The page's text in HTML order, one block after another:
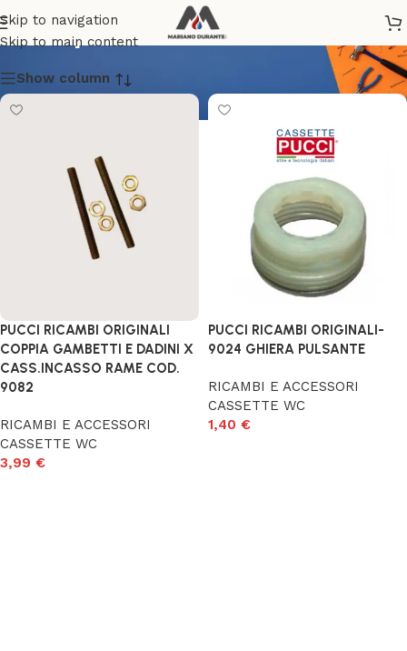
Skip to navigation
Skip to main content
Pucciplast
Show column
PUCCI RICAMBI ORIGINALI
COPPIA GAMBETTI E DADINI X
CASS.INCASSO RAME COD.
9082
RICAMBI E ACCESSORI
CASSETTE WC
3,99 €
PUCCI RICAMBI ORIGINALI-
9024 GHIERA PULSANTE
RICAMBI E ACCESSORI
CASSETTE WC
1,40 €